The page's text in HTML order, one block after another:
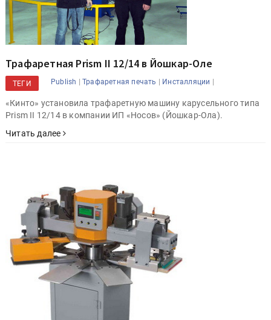
Трафаретная Prism II 12/14 в Йошкар-Оле
ТЕГИ Publish |Трафаретная печать | Инсталляции |
«Кинто» установила трафаретную машину карусельного типа
Prism II 12/14 в компании ИП «Носов» (Йошкар-Ола).
Читать далее